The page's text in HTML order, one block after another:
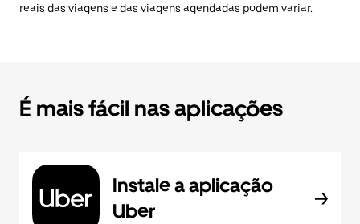
reais das viagens e das viagens agendadas podem variar.
É mais fácil nas aplicações
Instale a aplicação
Uber